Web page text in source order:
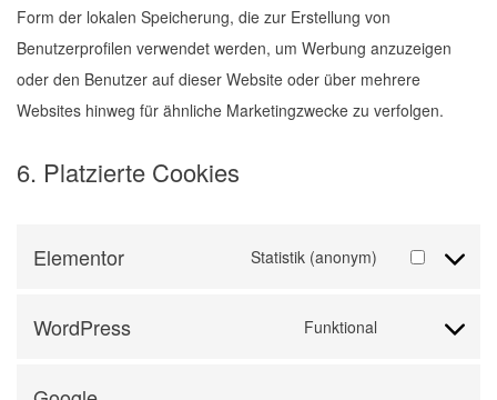
Form der lokalen Speicherung, die zur Erstellung von
Benutzerprofilen verwendet werden, um Werbung anzuzeigen
oder den Benutzer auf dieser Website oder über mehrere
Websites hinweg für ähnliche Marketingzwecke zu verfolgen.
6. Platzierte Cookies
Elementor Statistik (anonym)
WordPress Funktional